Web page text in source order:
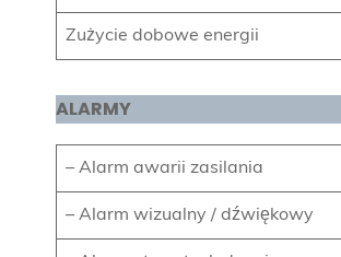
Zużycie dobowe energii
ALARMY
– Alarm awarii zasilania
– Alarm wizualny / dźwiękowy